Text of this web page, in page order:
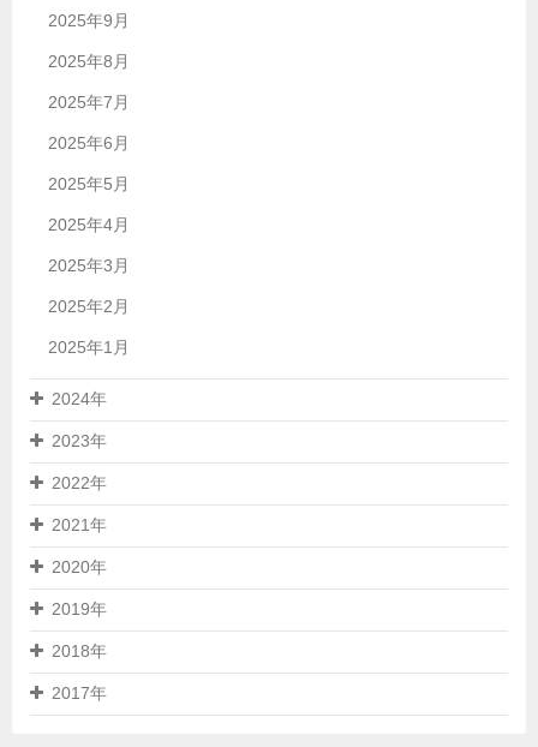
2025年9月
2025年8月
2025年7月
2025年6月
2025年5月
2025年4月
2025年3月
2025年2月
2025年1月
2024年
2023年
2022年
2021年
2020年
2019年
2018年
2017年